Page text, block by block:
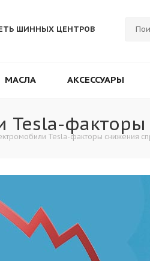
ШИННЫХ ЦЕНТРОВ
МАСЛА АКСЕССУАРЫ
Tesla-
Tesla-факторы снижения